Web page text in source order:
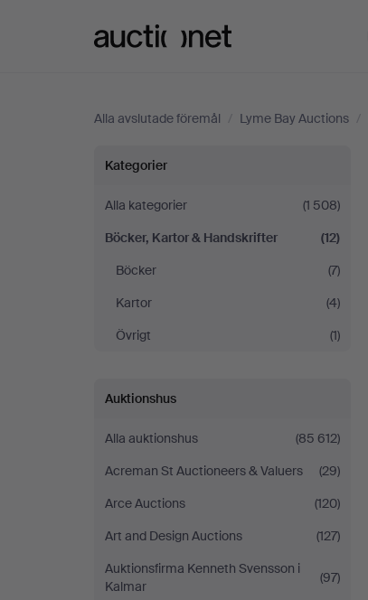
Alla avslutade föremål / Lyme Bay Auctions /
Böcker,
Kartor
&
Handskrifter
på
Lyme
Bay
Auctions
Kategorier
Alla kategorier
(1 508)
Böcker, Kartor & Handskrifter
(12)
Böcker
(7)
Kartor
(4)
Övrigt
(1)
Auktionshus
Alla auktionshus
(85 612)
Acreman St Auctioneers & Valuers
(29)
Arce Auctions
(120)
Art and Design Auctions
(127)
Auktionsfirma Kenneth Svensson i
Kalmar
(97)